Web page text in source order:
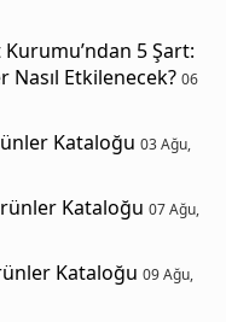
5 Şart:
Nasıl Etkilenecek? 06
Kataloğu 03 Ağu,
Kataloğu 07 Ağu,
Kataloğu 09 Ağu,